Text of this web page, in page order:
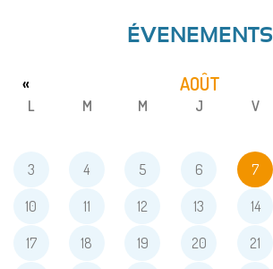
ÉVENEMENTS
AOÛT
«
L M M J V
3 4 5 6 7
10 11 12 13 14
17 18 19 20 21